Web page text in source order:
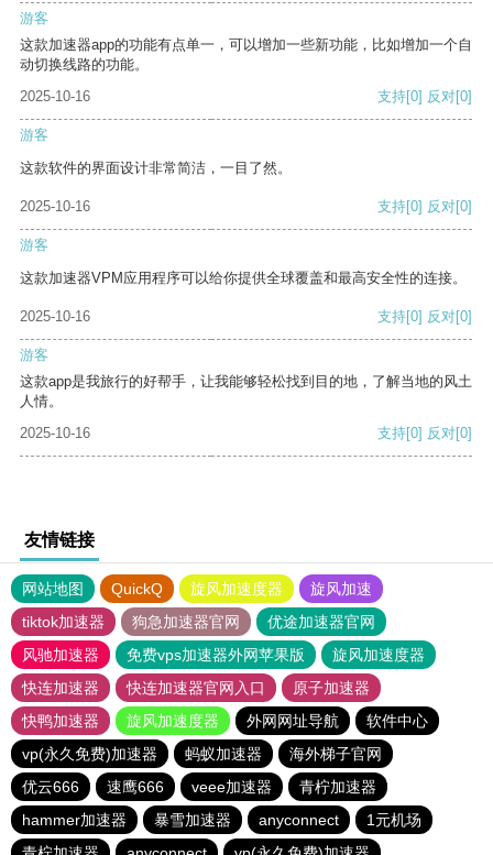
游客
这款加速器app的功能有点单一，可以增加一些新功能，比如增加一个自
动切换线路的功能。
2025-10-16
支持[0] 反对[0]
游客
这款软件的界面设计非常简洁，一目了然。
2025-10-16 支持[0] 反对[0]
游客
这款加速器VPM应用程序可以给你提供全球覆盖和最高安全性的连接。
2025-10-16 支持[0] 反对[0]
游客
这款app是我旅行的好帮手，让我能够轻松找到目的地，了解当地的风土
人情。
2025-10-16
支持[0] 反对[0]
友情链接
网站地图 QuickQ 旋风加速度器
旋风加速
tiktok加速器
狗急加速器官网
优途加速器官网
风驰加速器
免费vps加速器外网苹果版
旋风加速度器
快连加速器
快连加速器官网入口
原子加速器
快鸭加速器
旋风加速度器 外网网址导航
软件中心
vp(永久免费)加速器
蚂蚁加速器
海外梯子官网
优云666
速鹰666 veee加速器
青柠加速器
hammer加速器
暴雪加速器 anyconnect
1元机场